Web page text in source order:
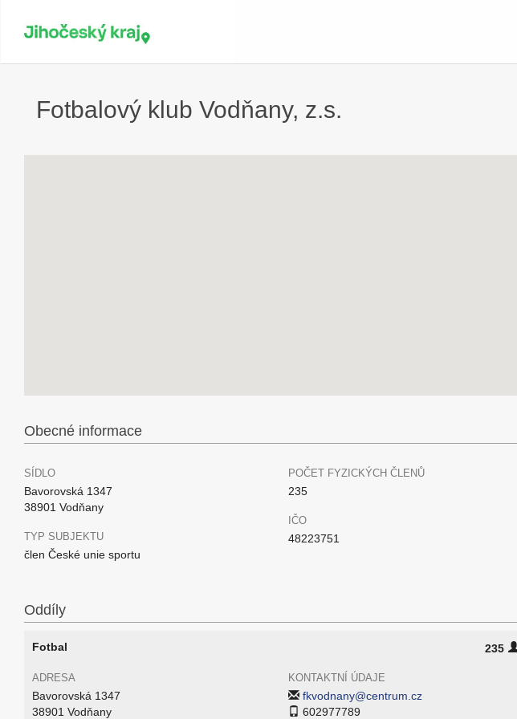
Fotbalový klub Vodňany, z.s.
Obecné informace
SÍDLO
Bavorovská 1347
38901 Vodňany
TYP SUBJEKTU
člen České unie sportu
POČET FYZICKÝCH ČLENŮ
235
IČO
48223751
Oddíly
Fotbal 235
ADRESA
Bavorovská 1347
38901 Vodňany
KONTAKTNÍ ÚDAJE
fkvodnany@centrum.cz
602977789